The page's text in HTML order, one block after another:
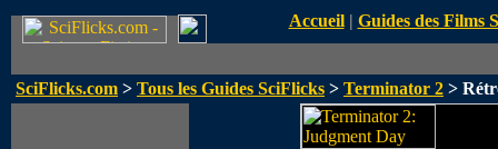
Accueil| Guides des Films
SciFlicks.com > Tous les Guides SciFlicks > Terminator 2 >